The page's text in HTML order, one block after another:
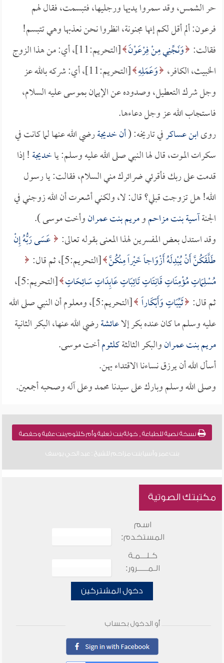
حر الشمس، وقد سمروا يديها ورجليها، فتبسمت، فقال لهم
فرعون: ألم أقل لكم إنها مجنونة، انظروا نحن نعذبها وهي تتبسم!
فقالت: وَنَجِّنِي مِنْ فِرْعَوْنَ
[التحريم:11]، أي: من هذا الزوج
الخبيث، الكافر، وَعَمَلِهِ
[التحريم:11]، أي: شركه بالله عز
وجل شرك التعطيل، وصدوده عن الإيمان بموسى عليه السلام،
فاستجاب الله عز وجل دعاءها.
روىابن عساكرفي تاريخه: (أنخديجةرضي الله عنها لما كانت في
سكرات الموت، قال لها النبي صلى الله عليه وسلم: ياخديجة! إذا
قدمت على ربك فأقرئي ضرائرك مني السلام، فقالت: يا رسول
الله! هل تزوجت قبلي؟ قال: لا، ولكني أشعرت أن الله زوجني في
الجنةآسية بنت مزاحمومريم بنت عمرانوأخت موسى ).
وقد استدل بعض المفسرين لهذا المعنى بقوله تعالى: عَسَى رَبُّهُ إِنْ
طَلَّقَكُنَّ أَنْ يُبْدِلَهُ أَزْوَاجاً خَيْراً مِنْكُنَّ [التحريم:5]، ثم قال:
مُسْلِمَاتٍ مُؤْمِنَاتٍ قَانِتَاتٍ تَائِبَاتٍ عَابِدَاتٍ سَائِحَاتٍ
[التحريم:5]،
ثم قال: ثَيِّبَاتٍ وَأَبْكَاراً
[التحريم:5]، ومعلوم أن النبي صلى الله
عليه وسلم ما كان عنده بكر إلاعائشةرضي الله عنها، البكر الثانية
مريم بنت عمرانوالبكر الثالثةكلثومأخت موسى.
أسأل الله أن يرزق نساءنا الاقتداء بهن.
وصلى الله وسلم وبارك على سيدنا محمد وعلى آله وصحبه أجمعين.
نسخة نصية للطباعة , خولة بنت ثعلبة وأم كلثوم بنت عقبة وحفصة
بنت عمر وآسيا بنت مزاحم للشيخ : عبد الحي يوسف
مكتبتك الصوتية
اسم
المستخدم:
كـلـــمـة
الـمـــــرور:
دخول المشتركين
أو الدخول بحساب